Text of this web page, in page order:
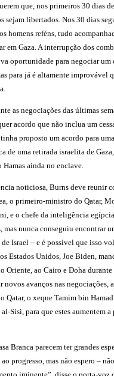
que, nos primeiros 30 dias
sejam libertados. Nos 30 dias
homens reféns, tudo
em Gaza. A interrupção dos
oportunidade para negociar um
para já é altamente improvável
as negociações das últimas
acordo que não inclua um
proposto um acordo para
de uma retirada israelita de
Hamas ainda no enclave.
noticiosa, Burns deve reunir
o primeiro-ministro do Qatar,
e o chefe da inteligência
mas nunca conseguiu encontrar
de Israel – e é possível que isso
Estados Unidos, Joe Biden,
Oriente, ao Cairo e Doha durante
avanços nas negociações,
Qatar, o xeque Tamim bin
Sisi, para que estes aumentem
Branca parecem ter grandes
progresso, mas não espero –